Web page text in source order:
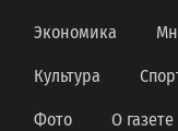
Экономика
Культура
Фото О газете